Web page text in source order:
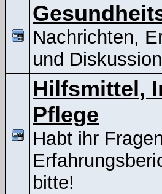
Nachrichten,
und
Hilfsmittel,
Pflege
Habt ihr
bitte!